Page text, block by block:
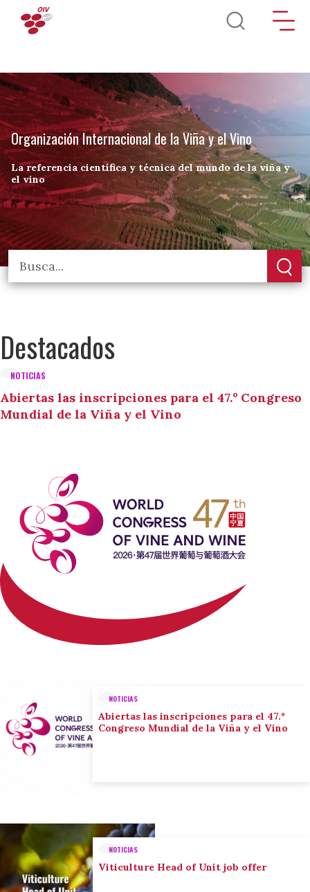
Pasar al contenido principal
Organización Internacional de la Viña y el Vino
La referencia científica y técnica del mundo de la viña y
el vino
Destacados
NOTICIAS
Abiertas las inscripciones para el 47.º Congreso
Mundial de la Viña y el Vino
NOTICIAS
Abiertas las inscripciones para el 47.º
Congreso Mundial de la Viña y el Vino
NOTICIAS
Viticulture Head of Unit job offer